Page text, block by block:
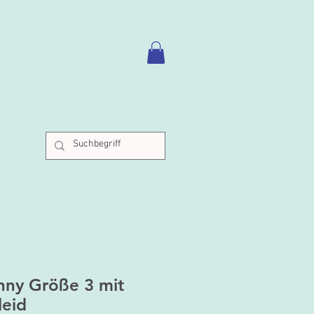
Größe 3 mit